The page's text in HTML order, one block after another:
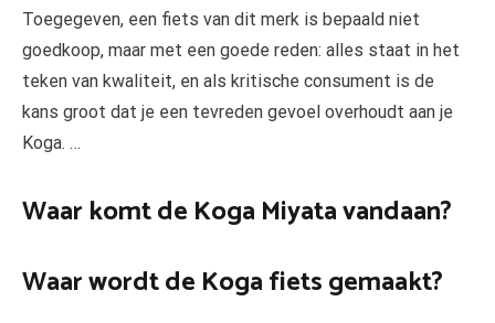
Toegegeven, een fiets van dit merk is bepaald niet
goedkoop, maar met een goede reden: alles staat in het
teken van kwaliteit, en als kritische consument is de
kans groot dat je een tevreden gevoel overhoudt aan je
Koga. …
Waar komt de Koga Miyata vandaan?
Waar wordt de Koga fiets gemaakt?